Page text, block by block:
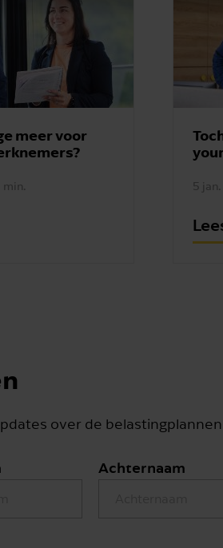
meer voor
min. 5
over de
Achternaam